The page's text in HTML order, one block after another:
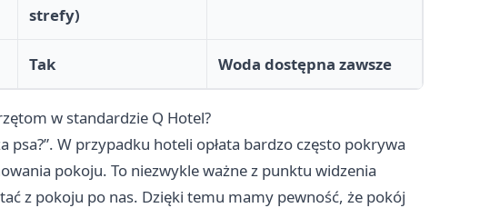
strefy)
Tak Woda dostępna zawsze
w standardzie Q Hotel?
psa?”. W przypadku hoteli opłata bardzo często pokrywa
pokoju. To niezwykle ważne z punktu widzenia
z pokoju po nas. Dzięki temu mamy pewność, że pokój